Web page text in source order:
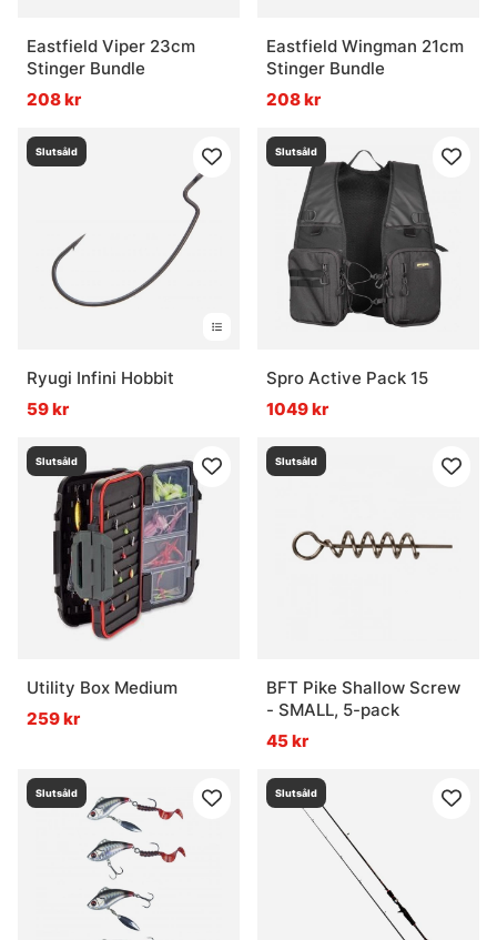
Eastfield Viper 23cm
Stinger Bundle
208 kr
Eastfield Wingman 21cm
Stinger Bundle
208 kr
Slutsåld
Ryugi Infini Hobbit
59 kr
Slutsåld
Spro Active Pack 15
1049 kr
Slutsåld
Utility Box Medium
259 kr
Slutsåld
BFT Pike Shallow Screw
- SMALL, 5-pack
45 kr
Slutsåld Slutsåld